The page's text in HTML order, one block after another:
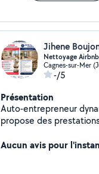
Nettoyage
Cagnes-sur-Mer
-/5
Présentation
Auto-entrepreneur
propose des
professionnalisme. »
Aucun avis pour